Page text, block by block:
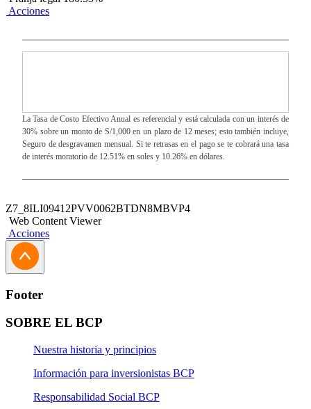
Acciones
La Tasa de Costo Efectivo Anual es referencial y está calculada con un interés de
30% sobre un monto de S/1,000 en un plazo de 12 meses; esto también incluye,
Seguro de desgravamen mensual. Si te retrasas en el pago se te cobrará una tasa
de interés moratorio de 12.51% en soles y 10.26% en dólares.
Z7_8ILI09412PVV0062BTDN8MBVP4
Web Content Viewer
Acciones
Footer
SOBRE EL BCP
Nuestra historia y principios
Información para inversionistas BCP
Responsabilidad Social BCP